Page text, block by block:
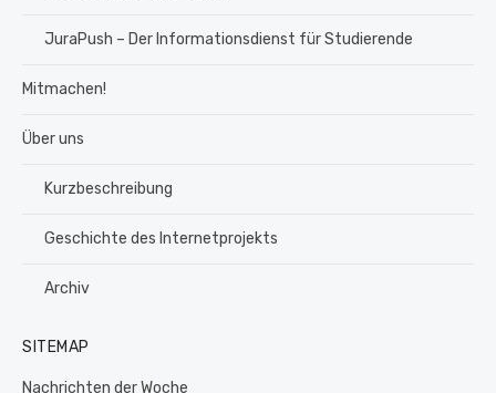
JuraPush – Der Informationsdienst für Studierende
Mitmachen!
Über uns
Kurzbeschreibung
Geschichte des Internetprojekts
Archiv
SITEMAP
Nachrichten der Woche